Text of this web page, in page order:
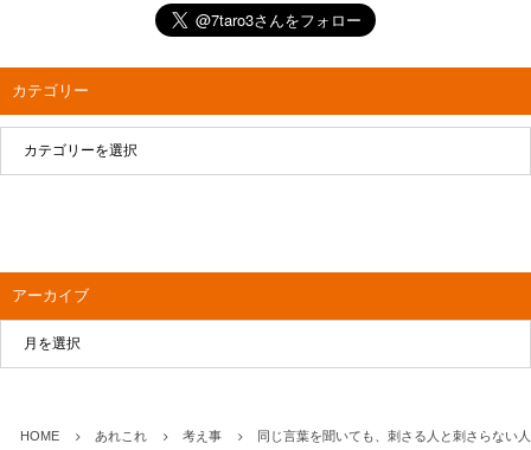
カテゴリー
アーカイブ
HOME あれこれ 考え事 同じ言葉を聞いても、刺さる人と刺さらない